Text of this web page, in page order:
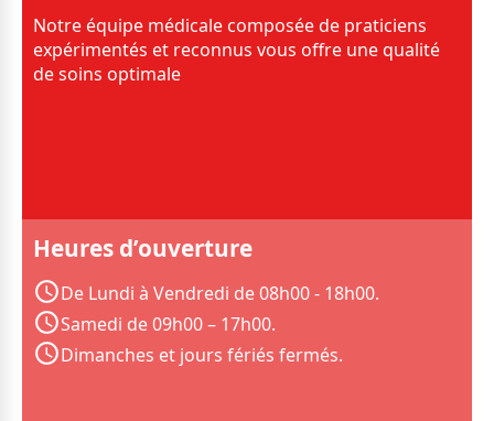
Notre équipe médicale composée de praticiens
expérimentés et reconnus vous offre une qualité
de soins optimale
Heures d’ouverture
De Lundi à Vendredi de 08h00 - 18h00.
Samedi de 09h00 – 17h00.
Dimanches et jours fériés fermés.